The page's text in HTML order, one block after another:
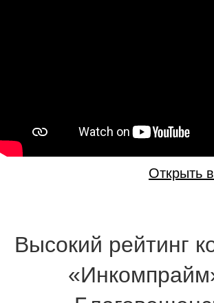
Открыть
Высокий рейтинг